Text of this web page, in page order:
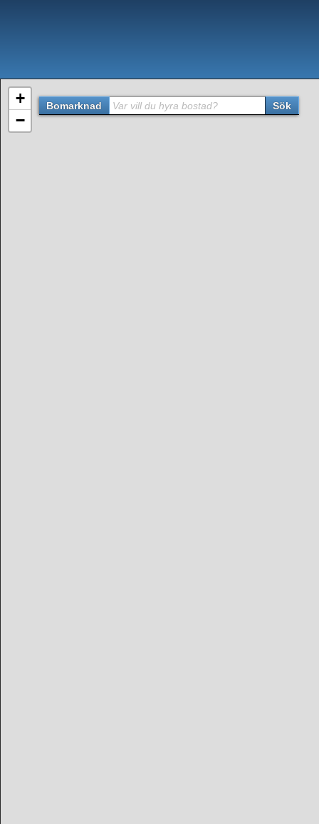
Bomarknad Var vill du hyra bostad? Sök
+
−